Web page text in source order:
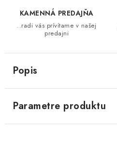
KNIŽNICE A REGÁLY
KAMENNÁ PREDAJŇA
..radi vás prívítame v našej
predajni
Popis
Parametre produktu